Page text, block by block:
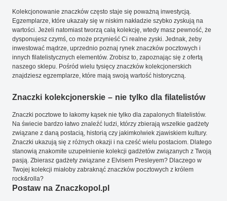
Kolekcjonowanie znaczków często staje się poważną inwestycją.
Egzemplarze, które ukazały się w niskim nakładzie szybko zyskują na
wartości. Jeżeli natomiast tworzą całą kolekcję, wtedy masz pewność, że
dysponujesz czymś, co może przynieść Ci realne zyski. Jednak, żeby
inwestować mądrze, uprzednio poznaj rynek znaczków pocztowych i
innych filatelistycznych elementów. Zrobisz to, zapoznając się z ofertą
naszego sklepu. Pośród wielu tysięcy znaczków kolekcjonerskich
znajdziesz egzemplarze, które mają swoją wartość historyczną.
Znaczki kolekcjonerskie – nie tylko dla filatelistów
Znaczki pocztowe to łakomy kąsek nie tylko dla zapalonych filatelistów.
Na świecie bardzo łatwo znaleźć ludzi, którzy zbierają wszelkie gadżety
związane z daną postacią, historią czy jakimkolwiek zjawiskiem kultury.
Znaczki ukazują się z różnych okazji i na cześć wielu postaciom. Dlatego
stanowią znakomite uzupełnienie kolekcji gadżetów związanych z Twoją
pasją. Zbierasz gadżety związane z Elvisem Presleyem? Dlaczego w
Twojej kolekcji miałoby zabraknąć znaczków pocztowych z królem
rock&rolla?
Postaw na Znaczkopol.pl